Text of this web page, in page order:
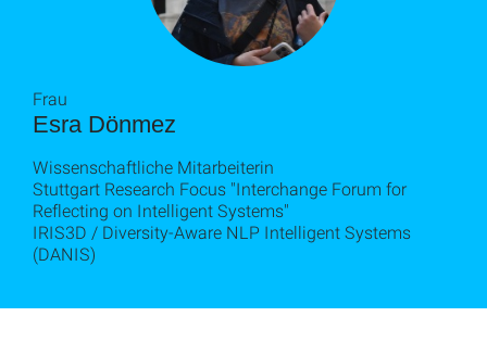
Esra Dönmez
Frau
Wissenschaftliche Mitarbeiterin
Stuttgart Research Focus "Interchange Forum for
Reflecting on Intelligent Systems"
IRIS3D / Diversity-Aware NLP Intelligent Systems
(DANIS)